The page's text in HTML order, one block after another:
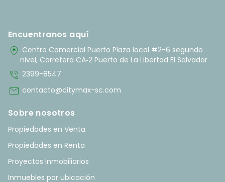
Encuentranos aquí
home_pin Centro Comercial Puerto Plaza local #2-6 segundo
nivel, Carretera CA‑2 Puerto de La Libertad El Salvador
phone_in_talk 2399-8547
mail contacto@citymax-sc.com
Sobre nosotros
Propiedades en Venta
Propiedades en Renta
Proyectos Inmobiliarios
Inmuebles por ubicación